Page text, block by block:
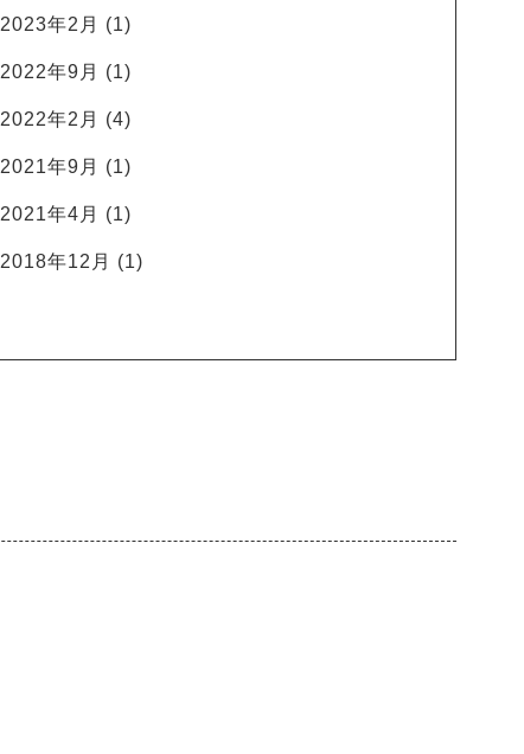
2023年2月 (1)
2022年9月 (1)
2022年2月 (4)
2021年9月 (1)
2021年4月 (1)
2018年12月 (1)